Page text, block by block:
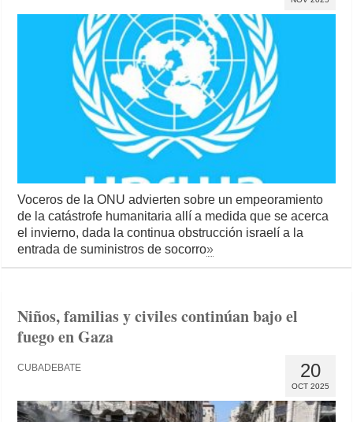
Voceros de la ONU advierten sobre un empeoramiento
de la catástrofe humanitaria allí a medida que se acerca
el invierno, dada la continua obstrucción israelí a la
entrada de suministros de socorro»
Niños, familias y civiles continúan bajo el
fuego en Gaza
20
OCT 2025
CUBADEBATE